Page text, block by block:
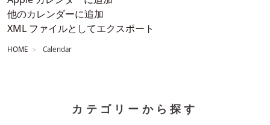
他のカレンダーに追加
XML ファイルとしてエクスポート
HOME Calendar
カテゴリーから探す